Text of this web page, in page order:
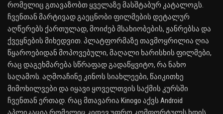
რომელიც გთავაზობთ ყველაზე მასშტაბურ კატალოგს.
ჩვენთან მარტივად გაეცნობი ფილმების დეტალურ
აღწერებს ქართულად, მოიძებ მსახიობების, ჟანრებსა და
ქვეყნების მიხედვით. პლატფორმაზე თავმოყრილია ღია
წყაროებიდან მოპოვებული, მაღალი ხარისხის ფილმები,
რაც დაგეხმარება სწრაფად გადაწყვიტო, რა ნახო
საღამოს. აღმოაჩინე კინოს სიახლეები, წაიკითხე
მიმოხილვები და იყავი ყოველთვის საქმის კურსში
ჩვენთან ერთად. რაც მთავარია Kinogo აქვს Android